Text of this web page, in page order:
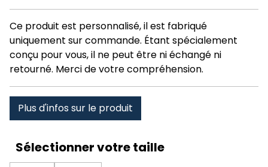
Ce produit est personnalisé, il est fabriqué
uniquement sur commande. Étant spécialement
conçu pour vous, il ne peut être ni échangé ni
retourné. Merci de votre compréhension.
Plus d'infos sur le produit